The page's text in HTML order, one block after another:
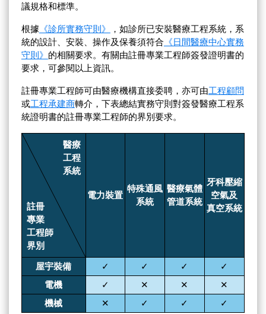
議規格和標準。
根據 《診所實務守則》
，如診所已安裝醫療工程系統，系
統的設計、安裝、操作及保養須符合 《日間醫療中心實務
守則》 的相關要求。有關由註冊專業工程師簽發證明書的
要求，可參閱以上資訊。
註冊專業工程師可由醫療機構直接委聘，亦可由工程顧問
或工程承建商轉介，下表總結實務守則對簽發醫療工程系
統證明書的註冊專業工程師的界別要求。
醫療
工程
系統
註冊
專業
工程師
界別
電力裝置
特殊通風
系統
醫療氣體
管道系統
牙科壓縮
空氣及
真空系統
屋宇裝備 ✓ ✓ ✓
✓
電機
✓ ✕ ✕
✕
機械
✕ ✓ ✓ ✓